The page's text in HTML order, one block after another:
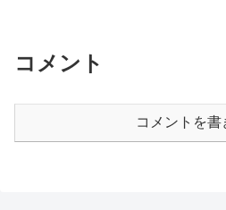
コメント
コメントを書